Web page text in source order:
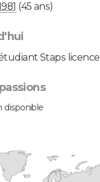
(45 ans)
Staps licence
disponible